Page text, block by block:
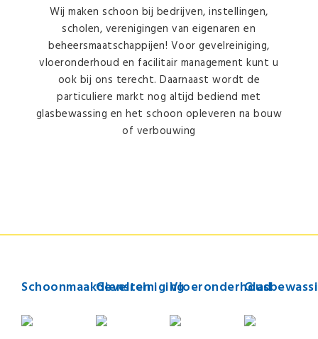
Wij maken schoon bij bedrijven, instellingen,
scholen, verenigingen van eigenaren en
beheersmaatschappijen! Voor gevelreiniging,
vloeronderhoud en facilitair management kunt u
ook bij ons terecht. Daarnaast wordt de
particuliere markt nog altijd bediend met
glasbewassing en het schoon opleveren na bouw
of verbouwing
Schoonmaakdiensten
GevelreinigingVloeronderhoud